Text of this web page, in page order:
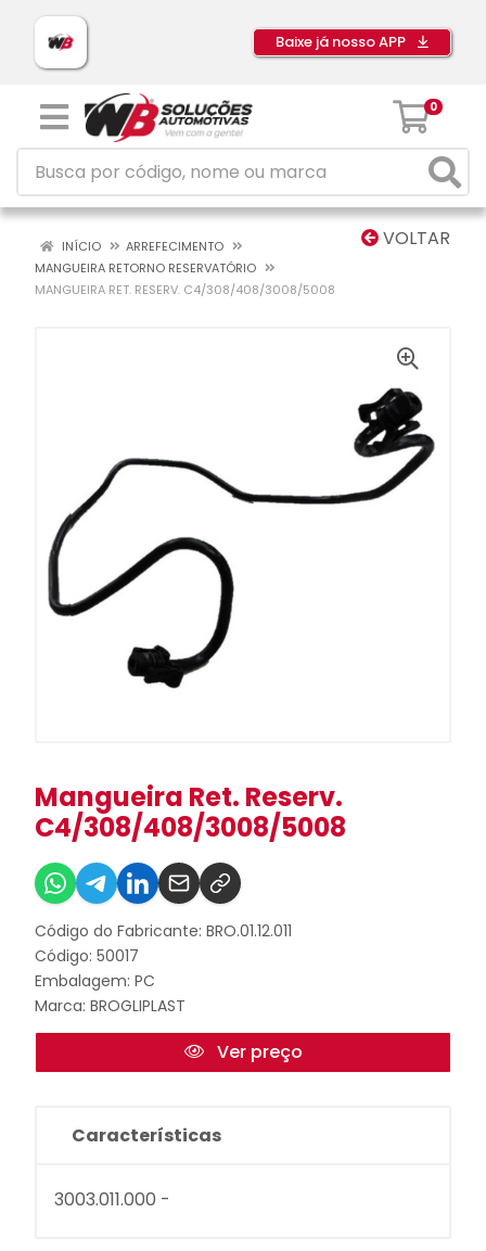
Baixe já nosso APP
0
VOLTAR
INÍCIO
ARREFECIMENTO
MANGUEIRA RETORNO RESERVATÓRIO
MANGUEIRA RET. RESERV. C4/308/408/3008/5008
Mangueira Ret. Reserv.
C4/308/408/3008/5008
Código do Fabricante: BRO.01.12.011
Código: 50017
Embalagem: PC
Marca: BROGLIPLAST
Ver preço
Características
3003.011.000 -